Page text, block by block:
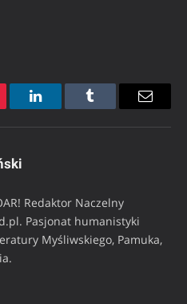
LinkedInTumblr Email
Redaktor Naczelny
Pasjonat humanistyki
Myśliwskiego, Pamuka,